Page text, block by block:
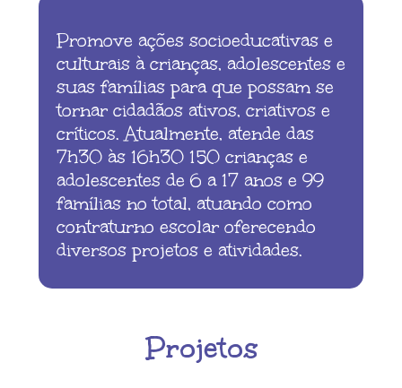
Promove ações socioeducativas e
culturais à crianças, adolescentes e
suas famílias para que possam se
tornar cidadãos ativos, criativos e
críticos. Atualmente, atende das
7h30 às 16h30 150 crianças e
adolescentes de 6 a 17 anos e 99
famílias no total, atuando como
contraturno escolar oferecendo
diversos projetos e atividades.
Projetos